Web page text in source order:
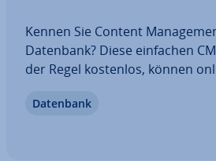
Kennen Sie Content
Datenbank? Diese einfachen
der Regel kostenlos, können
angepasst werden. Aber stellen
Datenbank